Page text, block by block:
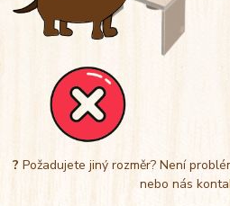
? Požadujete jiný rozměr? Není
nebo nás